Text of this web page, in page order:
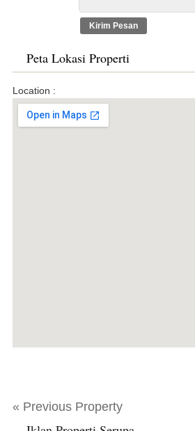
Peta Lokasi Properti
Location :
« Previous Property